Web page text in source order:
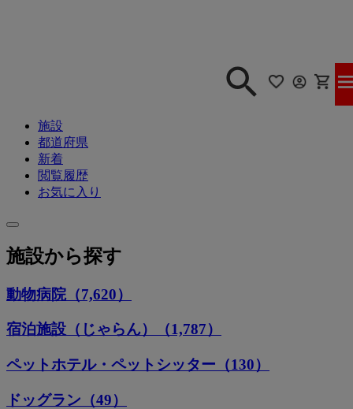
施設
都道府県
新着
閲覧履歴
お気に入り
施設から探す
動物病院（7,620）
宿泊施設（じゃらん）（1,787）
ペットホテル・ペットシッター（130）
ドッグラン（49）